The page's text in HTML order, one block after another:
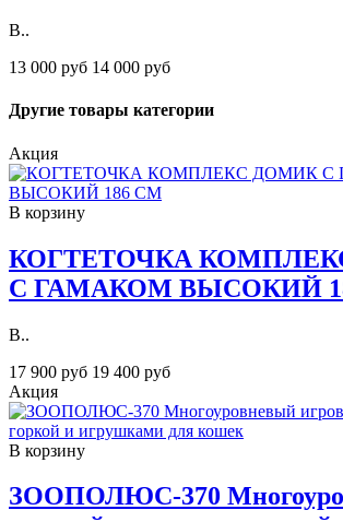
В..
13 000 руб 14 000 руб
Другие товары категории
Акция
В корзину
КОГТЕТОЧКА
С ГАМАКОМ ВЫСОКИЙ
В..
17 900 руб 19 400 руб
Акция
В корзину
ЗOOПОЛЮС-370